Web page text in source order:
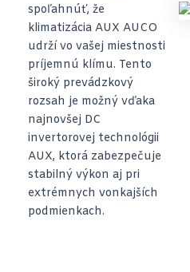
spoľahnúť, že
klimatizácia AUX AUCO
udrží vo vašej miestnosti
príjemnú klímu. Tento
široký prevádzkový
rozsah je možný vďaka
najnovšej DC
invertorovej technológii
AUX, ktorá zabezpečuje
stabilný výkon aj pri
extrémnych vonkajších
podmienkach.